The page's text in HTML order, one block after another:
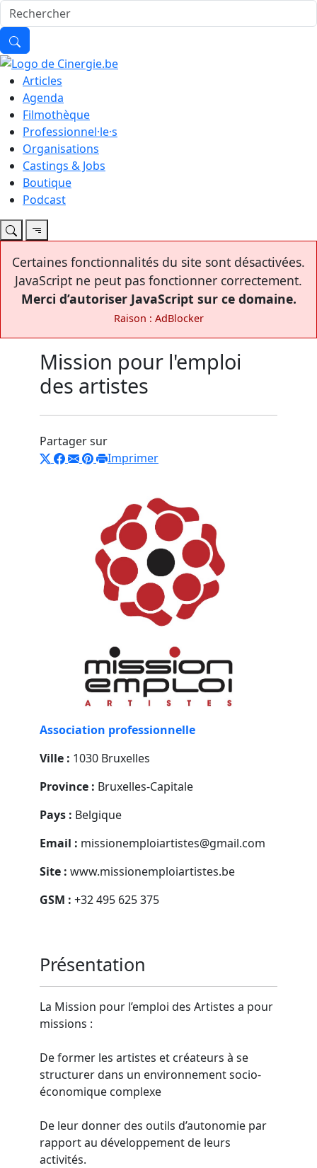
Articles
Agenda
Filmothèque
Professionnel·le·s
Organisations
Castings & Jobs
Boutique
Podcast
Certaines fonctionnalités du site sont désactivées.
JavaScript ne peut pas fonctionner correctement.
Merci d’autoriser JavaScript sur ce domaine.
Raison : AdBlocker
Mission pour l'emploi
des artistes
Partager sur
Imprimer
Association professionnelle
Ville : 1030 Bruxelles
Province : Bruxelles-Capitale
Pays : Belgique
Email : missionemploiartistes@gmail.com
Site : www.missionemploiartistes.be
GSM : +32 495 625 375
Présentation
La Mission pour l’emploi des Artistes a pour
missions :
De former les artistes et créateurs à se
structurer dans un environnement socio-
économique complexe
De leur donner des outils d’autonomie par
rapport au développement de leurs
activités.